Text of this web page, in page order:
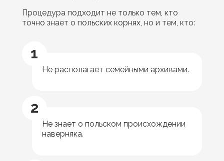
Не располагает семейными архивами.
1
Не знает о польском происхождении
наверняка.
2
Процедура подходит не только тем, кто
точно знает о польских корнях, но и тем, кто: